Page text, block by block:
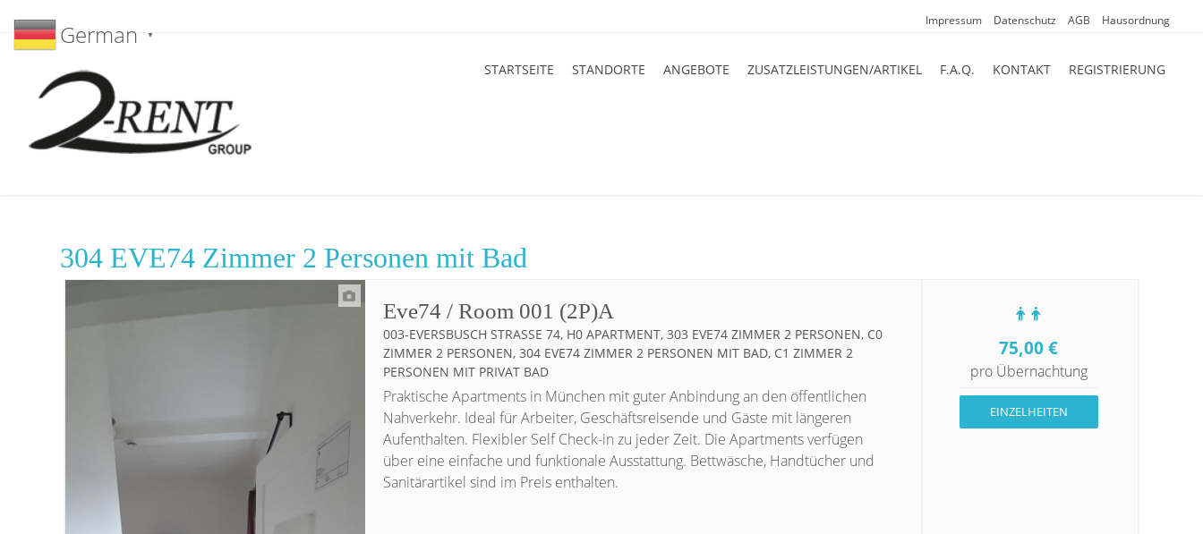
Impressum Datenschutz AGB Hausordnung
STARTSEITE STANDORTE ANGEBOTE ZUSATZLEISTUNGEN/ARTIKEL F.A.Q. KONTAKT REGISTRIERUNG
304 EVE74 Zimmer 2 Personen mit Bad
Eve74 / Room 001 (2P)A
003-EVERSBUSCH STRASSE 74, H0 APARTMENT, 303 EVE74 ZIMMER 2 PERSONEN, C0 Z
IMMER 2 PERSONEN, 304 EVE74 ZIMMER 2 PERSONEN MIT BAD, C1 ZIMMER 2 P
ERSONEN MIT PRIVAT BAD
Praktische Apartments in München mit guter Anbindung an den öffentlichen
Nahverkehr. Ideal für Arbeiter, Geschäftsreisende und Gäste mit längeren
Aufenthalten. Flexibler Self Check-in zu jeder Zeit. Die Apartments verfügen
über eine einfache und funktionale Ausstattung. Bettwäsche, Handtücher und
Sanitärartikel sind im Preis enthalten.
75,00€
pro Übernachtung
EINZELHEITEN
German ▼